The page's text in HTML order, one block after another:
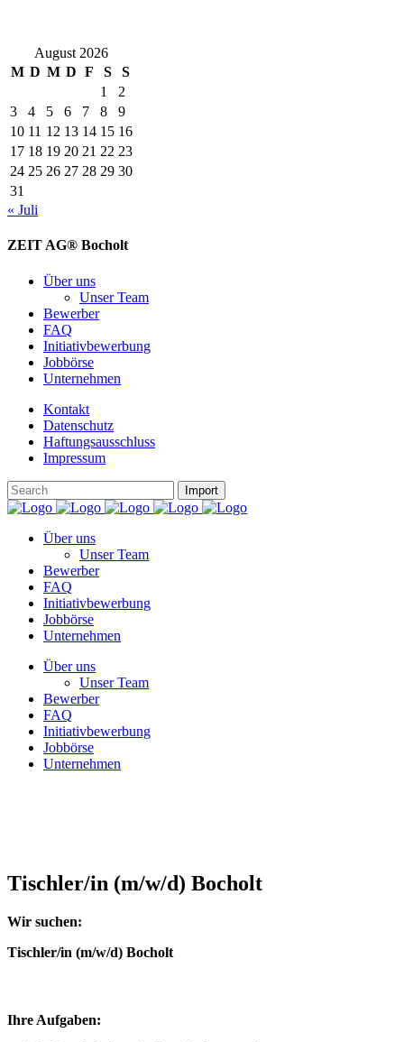
August 2026
M D M D F S
S
1
2
3
4 5 6 7 8
9
10 11 12 13 14 15 16
17 18 19 20 21 22 23
24 25 26 27 28 29 30
31
« Juli
ZEIT AG® Bocholt
Über uns
Unser Team
Bewerber
FAQ
Initiativbewerbung
Jobbörse
Unternehmen
Kontakt
Datenschutz
Haftungsausschluss
Impressum
Über uns
Unser Team
Bewerber
FAQ
Initiativbewerbung
Jobbörse
Unternehmen
Über uns
Unser Team
Bewerber
FAQ
Initiativbewerbung
Jobbörse
Unternehmen
Tischler/in (m/w/d) Bocholt
Wir suchen:
Tischler/in (m/w/d) Bocholt
Ihre Aufgaben: